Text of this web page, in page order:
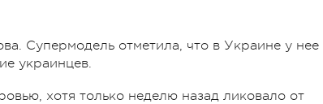
Супермодель отметила, что в Украине у нее
украинцев.
хотя только неделю назад ликовало от